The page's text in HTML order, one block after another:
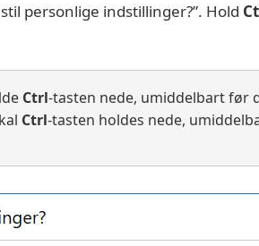
personlige indstillinger?”. Hold
Ctrl-tasten nede, umiddelbart før
Ctrl-tasten holdes nede,